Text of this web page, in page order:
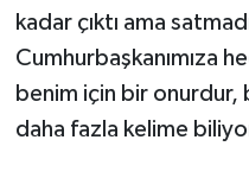
kadar çıktı ama
Cumhurbaşkanımıza
benim için bir
daha fazla kelime